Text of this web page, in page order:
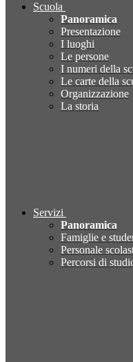
Scuola
Panoramica
Presentazione
I luoghi
Le persone
I numeri della
Le carte della
Organizzazione
La storia
Servizi
Panoramica
Famiglie e
Personale
Percorsi di